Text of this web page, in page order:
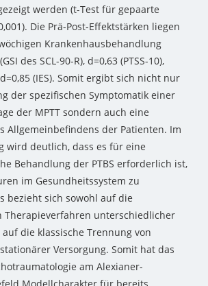
werden (t-Test für gepaarte
Die Prä-Post-Effektstärken liegen
Krankenhausbehandlung
des SCL-90-R), d=0,63 (PTSS-10),
(IES). Somit ergibt sich nicht nur
der spezifischen Symptomatik einer
der MPTT sondern auch eine
Allgemeinbefindens der Patienten. Im
wird deutlich, dass es für eine
Behandlung der PTBS erforderlich ist,
im Gesundheitssystem zu
bezieht sich sowohl auf die
Therapieverfahren unterschiedlicher
die klassische Trennung von
Versorgung. Somit hat das
am Alexianer-